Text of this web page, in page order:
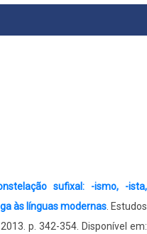
sufixal: -ismo, -ista,
às línguas modernas . Estudos
2013. p. 342-354. Disponível em: